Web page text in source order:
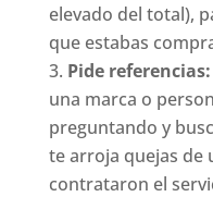
elevado del total),
que estabas
Pide referencias:
una marca o
preguntando y
te arroja quejas de
contrataron el